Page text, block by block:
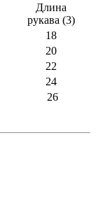
Длина
рукава (3)
18
20
22
24
26